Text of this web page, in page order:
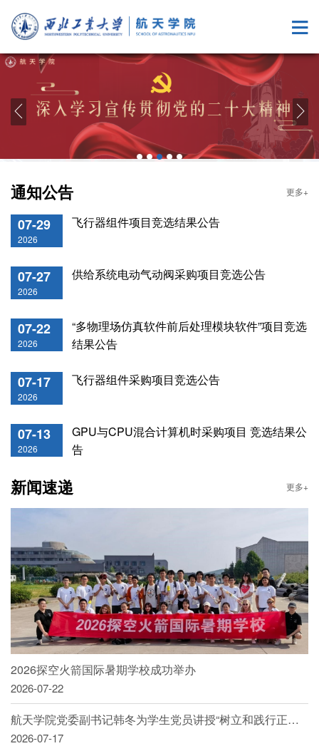
通知公告 更多+
07-29
2026
飞行器组件项目竞选结果公告
07-27
2026
供给系统电动气动阀采购项目竞选公告
07-22
2026
“多物理场仿真软件前后处理模块软件”项目竞选
结果公告
07-17
2026
飞行器组件采购项目竞选公告
07-13
2026
GPU与CPU混合计算机时采购项目 竞选结果公
告
新闻速递 更多+
2026探空火箭国际暑期学校成功举办
2026-07-22
航天学院党委副书记韩冬为学生党员讲授“树立和践行正确政绩观”专题党课
2026-07-17